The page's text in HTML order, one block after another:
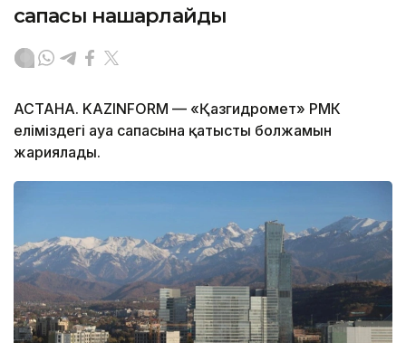
сапасы нашарлайды
АСТАНА. KAZINFORM — «Қазгидромет» РМК
еліміздегі ауа сапасына қатысты болжамын
жариялады.